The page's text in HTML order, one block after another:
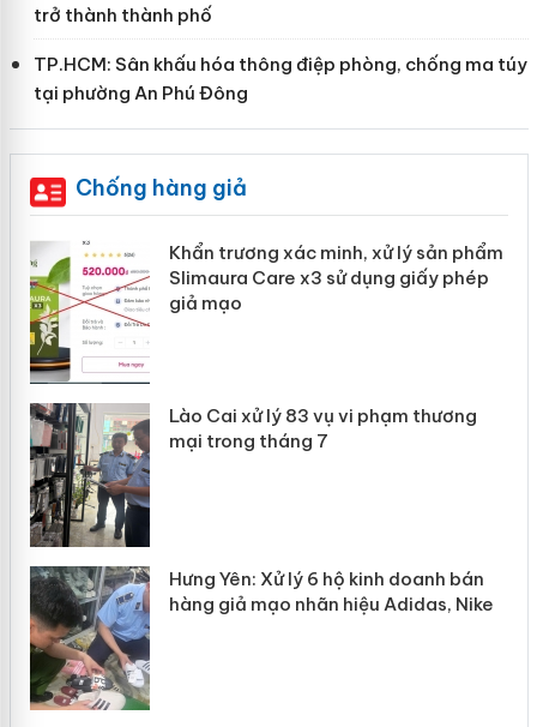
trở thành thành phố
TP.HCM: Sân khấu hóa thông điệp phòng, chống ma túy
tại phường An Phú Đông
Chống hàng giả
Khẩn trương xác minh, xử lý sản phẩm
Slimaura Care x3 sử dụng giấy phép
giả mạo
Lào Cai xử lý 83 vụ vi phạm thương
mại trong tháng 7
Hưng Yên: Xử lý 6 hộ kinh doanh bán
hàng giả mạo nhãn hiệu Adidas, Nike